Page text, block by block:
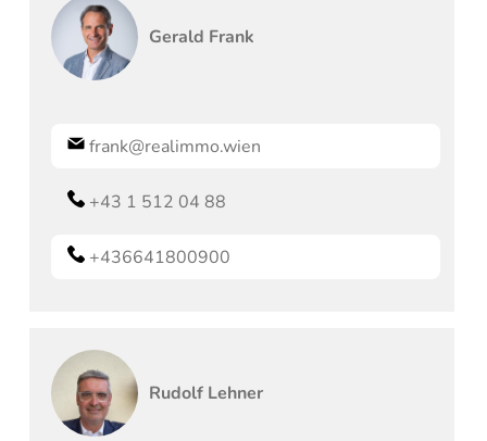
Gerald Frank
frank@realimmo.wien
+43 1 512 04 88
+436641800900
Rudolf Lehner